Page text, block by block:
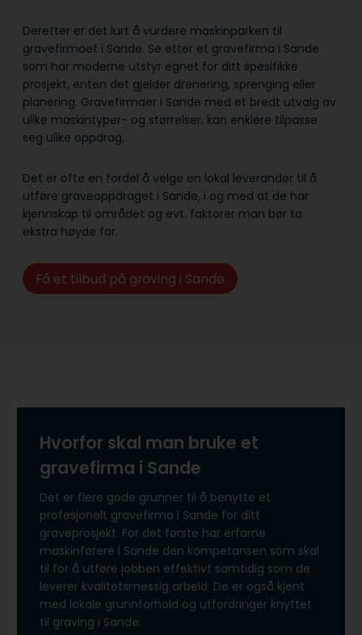
Deretter er det lurt å vurdere maskinparken til
gravefirmaet i Sande. Se etter et gravefirma i Sande
som har moderne utstyr egnet for ditt spesifikke
prosjekt, enten det gjelder drenering, sprenging eller
planering. Gravefirmaer i Sande med et bredt utvalg av
ulike maskintyper- og størrelser, kan enklere tilpasse
seg ulike oppdrag.
Det er ofte en fordel å velge en lokal leverandør til å
utføre graveoppdraget i Sande, i og med at de har
kjennskap til området og evt. faktorer man bør ta
ekstra høyde for.
Få et tilbud på graving i Sande
Hvorfor skal man bruke et
gravefirma i Sande
Det er flere gode grunner til å benytte et
profesjonelt gravefirma i Sande for ditt
graveprosjekt. For det første har erfarne
maskinførere i Sande den kompetansen som skal
til for å utføre jobben effektivt samtidig som de
leverer kvalitetsmessig arbeid. De er også kjent
med lokale grunnforhold og utfordringer knyttet
til graving i Sande.